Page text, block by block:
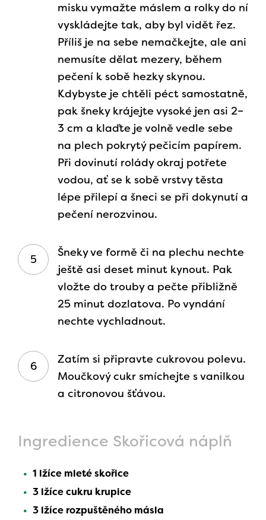
misku vymažte máslem a rolky do ní
vyskládejte tak, aby byl vidět řez.
Příliš je na sebe nemačkejte, ale ani
nemusíte dělat mezery, během
pečení k sobě hezky skynou.
Kdybyste je chtěli péct samostatně,
pak šneky krájejte vysoké jen asi 2–
3 cm a klaďte je volně vedle sebe
na plech pokrytý pečicím papírem.
Při dovinutí rolády okraj potřete
vodou, ať se k sobě vrstvy těsta
lépe přilepí a šneci se při dokynutí a
pečení nerozvinou.
Šneky ve formě či na plechu nechte
ještě asi deset minut kynout. Pak
vložte do trouby a pečte přibližně
25 minut dozlatova. Po vyndání
nechte vychladnout.
Zatím si připravte cukrovou polevu.
Moučkový cukr smíchejte s vanilkou
a citronovou šťávou.
Ingredience Skořicová náplň
1 lžíce mleté skořice
3 lžíce cukru krupice
3 lžíce rozpuštěného másla